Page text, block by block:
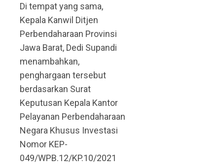
Di tempat yang sama,
Kepala Kanwil Ditjen
Perbendaharaan Provinsi
Jawa Barat, Dedi Supandi
menambahkan,
penghargaan tersebut
berdasarkan Surat
Keputusan Kepala Kantor
Pelayanan Perbendaharaan
Negara Khusus Investasi
Nomor KEP-
049/WPB.12/KP.10/2021